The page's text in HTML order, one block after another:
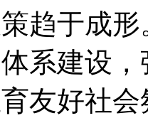
趋于成
系建设
友好社